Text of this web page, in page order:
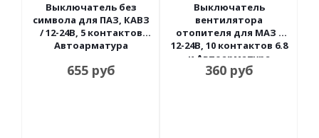
Выключатель без
символа для ПАЗ, КАВЗ
/ 12-24В, 5 контактов
Автоарматура
655руб
Выключатель
вентилятора
отопителя для МАЗ /
12-24В, 10 контактов 6.8
и Автоарматура
360руб